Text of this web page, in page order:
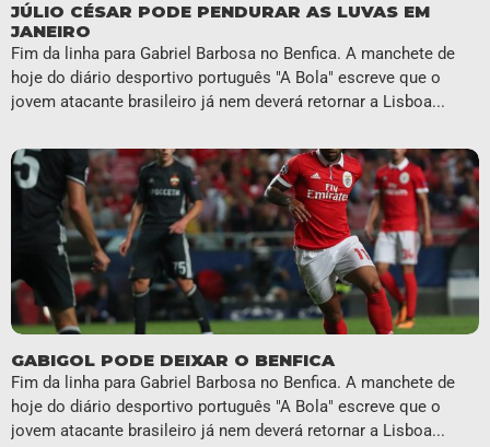
JÚLIO CÉSAR PODE PENDURAR AS LUVAS EM
JANEIRO
Fim da linha para Gabriel Barbosa no Benfica. A manchete de
hoje do diário desportivo português "A Bola" escreve que o
jovem atacante brasileiro já nem deverá retornar a Lisboa...
GABIGOL PODE DEIXAR O BENFICA
Fim da linha para Gabriel Barbosa no Benfica. A manchete de
hoje do diário desportivo português "A Bola" escreve que o
jovem atacante brasileiro já nem deverá retornar a Lisboa...